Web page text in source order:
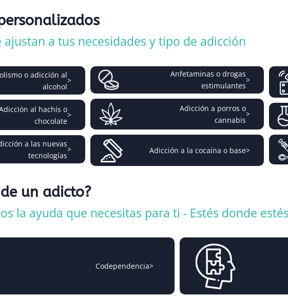
ajustan a tus necesidades y tipo de adicción
o adicción al
alcohol
>
al hachís o
chocolate
>
a las nuevas
tecnologías
>
Anfetaminas o drogas
estimulantes
>
Adicción a porros o
cannabis
>
Adicción a la cocaína o base>
un adicto?
la ayuda que necesitas para ti - Estés donde estés
Codependencia>